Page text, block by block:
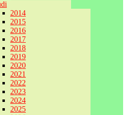
2014
2015
2016
2017
2018
2019
2020
2021
2022
2023
2024
2025